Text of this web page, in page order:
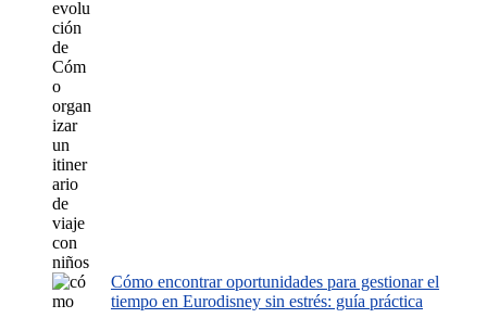
Cómo encontrar oportunidades para gestionar el
tiempo en Eurodisney sin estrés: guía práctica